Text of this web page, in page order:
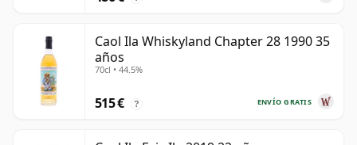
Caol Ila Whiskyland Chapter 28 1990 35
años
70cl • 44.5%
ENVÍO GRATIS
515 € ?